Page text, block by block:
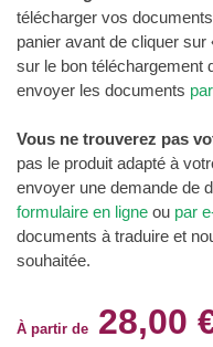
télécharger vos
panier avant de cliquer
sur le bon téléchargement
envoyer les documents
Vous ne trouverez pas
pas le produit adapté à
envoyer une demande de
formulaire en ligne ou par
documents à traduire et
souhaitée.
À partir de 28,00